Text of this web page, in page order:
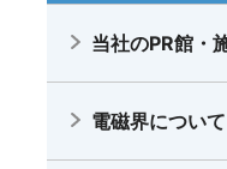
当社のPR館・
電磁界について